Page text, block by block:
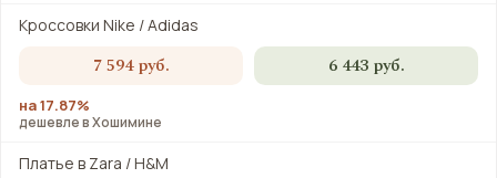
Кроссовки Nike / Adidas
7 594 руб. 6 443 руб.
на 17.87%
дешевле в Хошимине
Платье в Zara / H&M